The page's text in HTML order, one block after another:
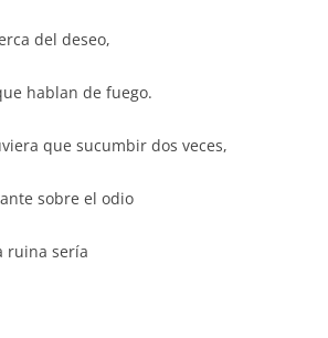
del deseo,
hablan de fuego.
que sucumbir dos veces,
sobre el odio
ruina sería